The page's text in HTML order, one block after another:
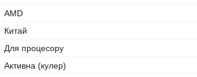
AMD
Китай
Для процесору
Активна (кулер)